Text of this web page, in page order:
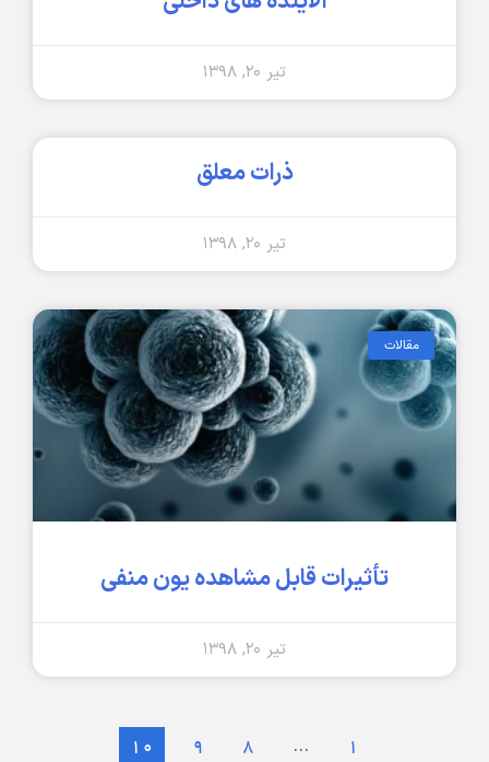
تیر ۲۰, ۱۳۹۸
ذرات معلق
تیر ۲۰, ۱۳۹۸
مقالات
تأثیرات قابل مشاهده یون منفی
تیر ۲۰, ۱۳۹۸
۱ … ۸ ۹ ۱۰